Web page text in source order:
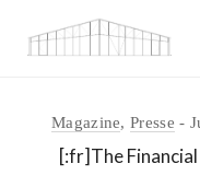
Magazine,Presse
[:fr]The